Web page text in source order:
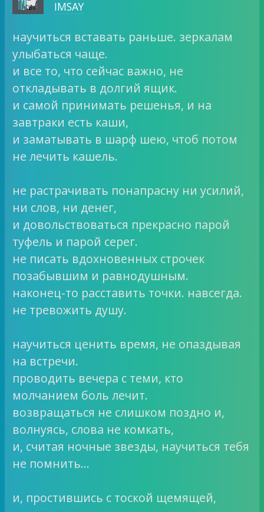
IMSAY
научиться вставать раньше. зеркалам
улыбаться чаще.
и все то, что сейчас важно, не
откладывать в долгий ящик.
и самой принимать решенья, и на
завтраки есть каши,
и заматывать в шарф шею, чтоб потом
не лечить кашель.
не растрачивать понапрасну ни усилий,
ни слов, ни денег,
и довольствоваться прекрасно парой
туфель и парой серег.
не писать вдохновенных строчек
позабывшим и равнодушным.
наконец-то расставить точки. навсегда.
не тревожить душу.
научиться ценить время, не опаздывая
на встречи.
проводить вечера с теми, кто
молчанием боль лечит.
возвращаться не слишком поздно и,
волнуясь, слова не комкать,
и, считая ночные звезды, научиться тебя
не помнить…
и, простившись с тоской щемящей,